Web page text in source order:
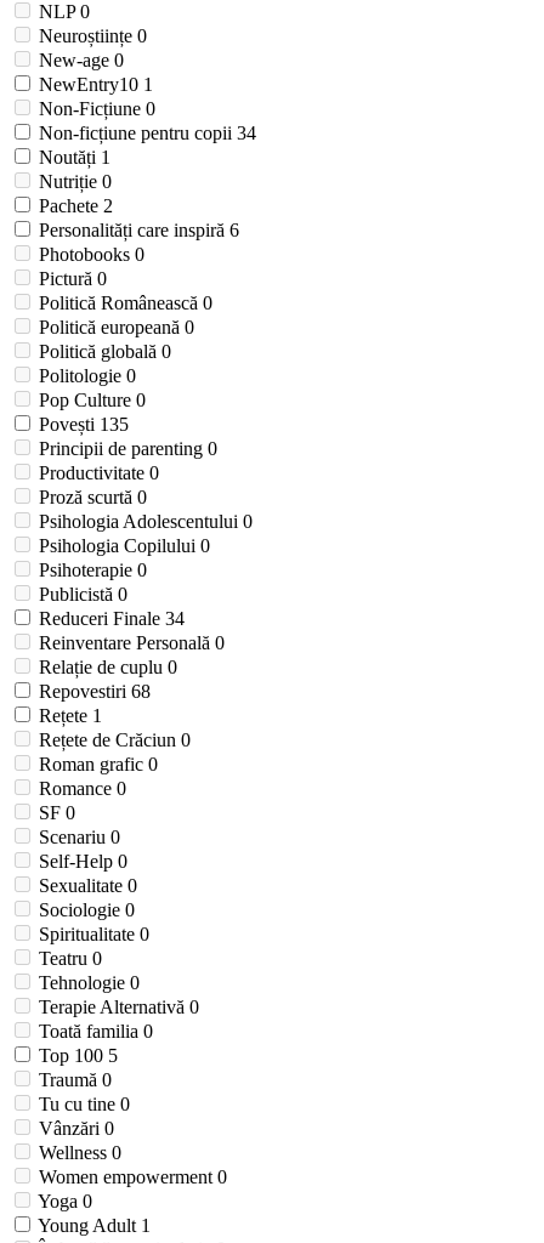
NLP0
Neuroștiințe 0
New-age 0
NewEntry10 1
Non-Ficțiune 0
Non-ficțiune pentru copii 34
Noutăți 1
Nutriție 0
Pachete 2
Personalități care inspiră 6
Photobooks 0
Pictură 0
Politică Românească 0
Politică europeană 0
Politică globală 0
Politologie 0
Pop Culture 0
Povești 135
Principii de parenting 0
Productivitate 0
Proză scurtă 0
Psihologia Adolescentului 0
Psihologia Copilului 0
Psihoterapie 0
Publicistă 0
Reduceri Finale 34
Reinventare Personală 0
Relație de cuplu 0
Repovestiri 68
Rețete 1
Rețete de Crăciun 0
Roman grafic 0
Romance 0
SF 0
Scenariu 0
Self-Help 0
Sexualitate 0
Sociologie 0
Spiritualitate 0
Teatru 0
Tehnologie 0
Terapie Alternativă 0
Toată familia 0
Top 100 5
Traumă 0
Tu cu tine 0
Vânzări 0
Wellness 0
Women empowerment 0
Yoga 0
Young Adult 1